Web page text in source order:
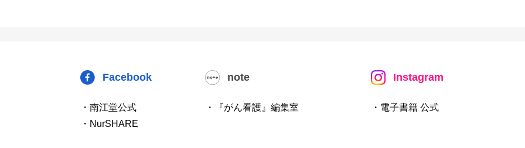
Facebook
・南江堂公式
・NurSHARE
note
・『がん看護』編集室
Instagram
・電子書籍 公式